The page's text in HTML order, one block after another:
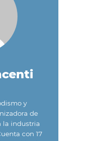
y
de
la industria
con 17